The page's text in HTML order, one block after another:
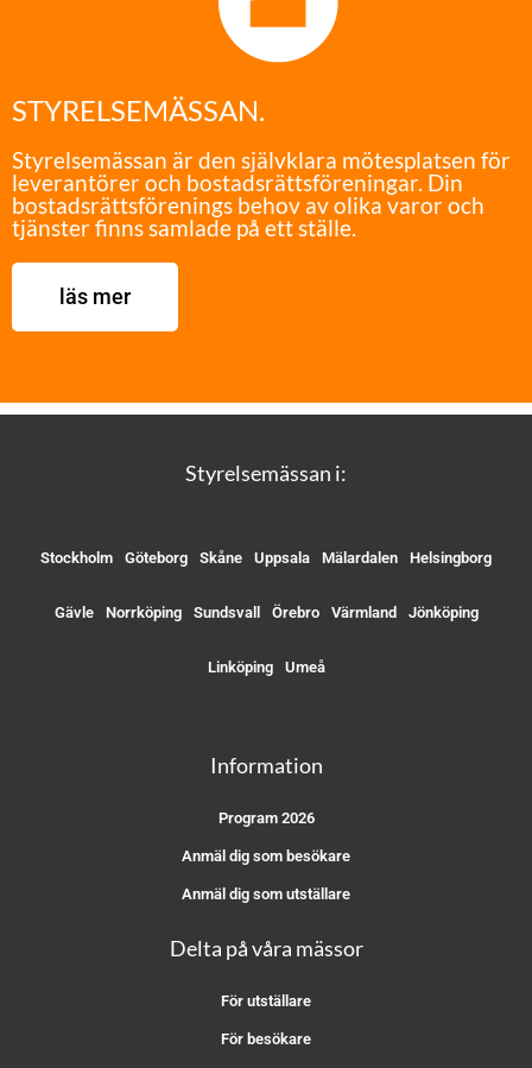
STYRELSEMÄSSAN.
Styrelsemässan är den självklara mötesplatsen för
leverantörer och bostadsrättsföreningar. Din
bostadsrättsförenings behov av olika varor och
tjänster finns samlade på ett ställe.
läs mer
Styrelsemässan i:
Stockholm Göteborg Skåne Uppsala Mälardalen Helsingborg
Gävle Norrköping Sundsvall Örebro Värmland Jönköping
Linköping Umeå
Information
Program 2026
Anmäl dig som besökare
Anmäl dig som utställare
Delta på våra mässor
För utställare
För besökare